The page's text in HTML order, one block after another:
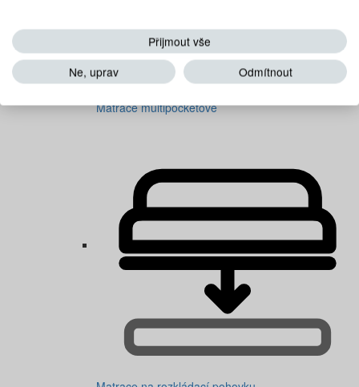
Matrace multipocketové
Přijmout vše
Ne, uprav
Odmítnout